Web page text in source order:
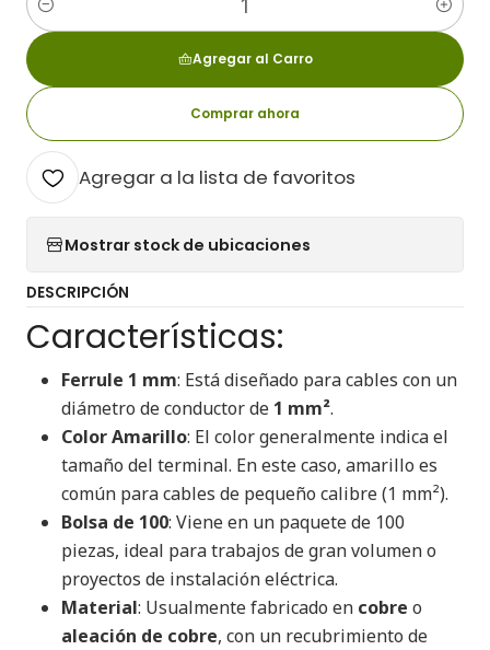
Cantidad
Agregar al Carro
Comprar ahora
Agregar a la lista de favoritos
Mostrar stock de ubicaciones
DESCRIPCIÓN
Características:
Ferrule 1 mm: Está diseñado para cables con un
diámetro de conductor de 1 mm².
Color Amarillo: El color generalmente indica el
tamaño del terminal. En este caso, amarillo es
común para cables de pequeño calibre (1 mm²).
Bolsa de 100: Viene en un paquete de 100
piezas, ideal para trabajos de gran volumen o
proyectos de instalación eléctrica.
Material: Usualmente fabricado en cobre o
aleación de cobre, con un recubrimiento de